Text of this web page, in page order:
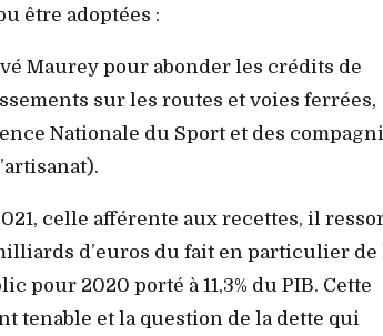
être adoptées :
Maurey pour abonder les crédits de
sur les routes et voies ferrées,
Nationale du Sport et des
celle afférente aux recettes, il
d’euros du fait en particulier de
2020 porté à 11,3% du PIB. Cette
tenable et la question de la dette qui